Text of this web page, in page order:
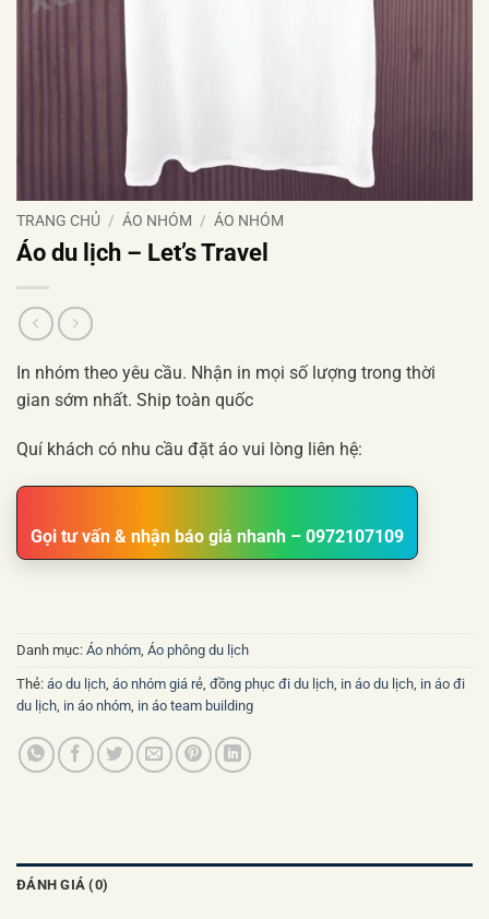
TRANG CHỦ / ÁO NHÓM / ÁO NHÓM
Áo du lịch – Let’s Travel
In nhóm theo yêu cầu. Nhận in mọi số lượng trong thời
gian sớm nhất. Ship toàn quốc
Quí khách có nhu cầu đặt áo vui lòng liên hệ:
Gọi tư vấn & nhận báo giá nhanh – 0972107109
Danh mục: Áo nhóm Áo phông du lịch
Thẻ: áo du lịch áo nhóm giá rẻ đồng phục đi du lịch in áo du lịch in áo đi
du lịch in áo nhóm in áo team building
ĐÁNH GIÁ (0)